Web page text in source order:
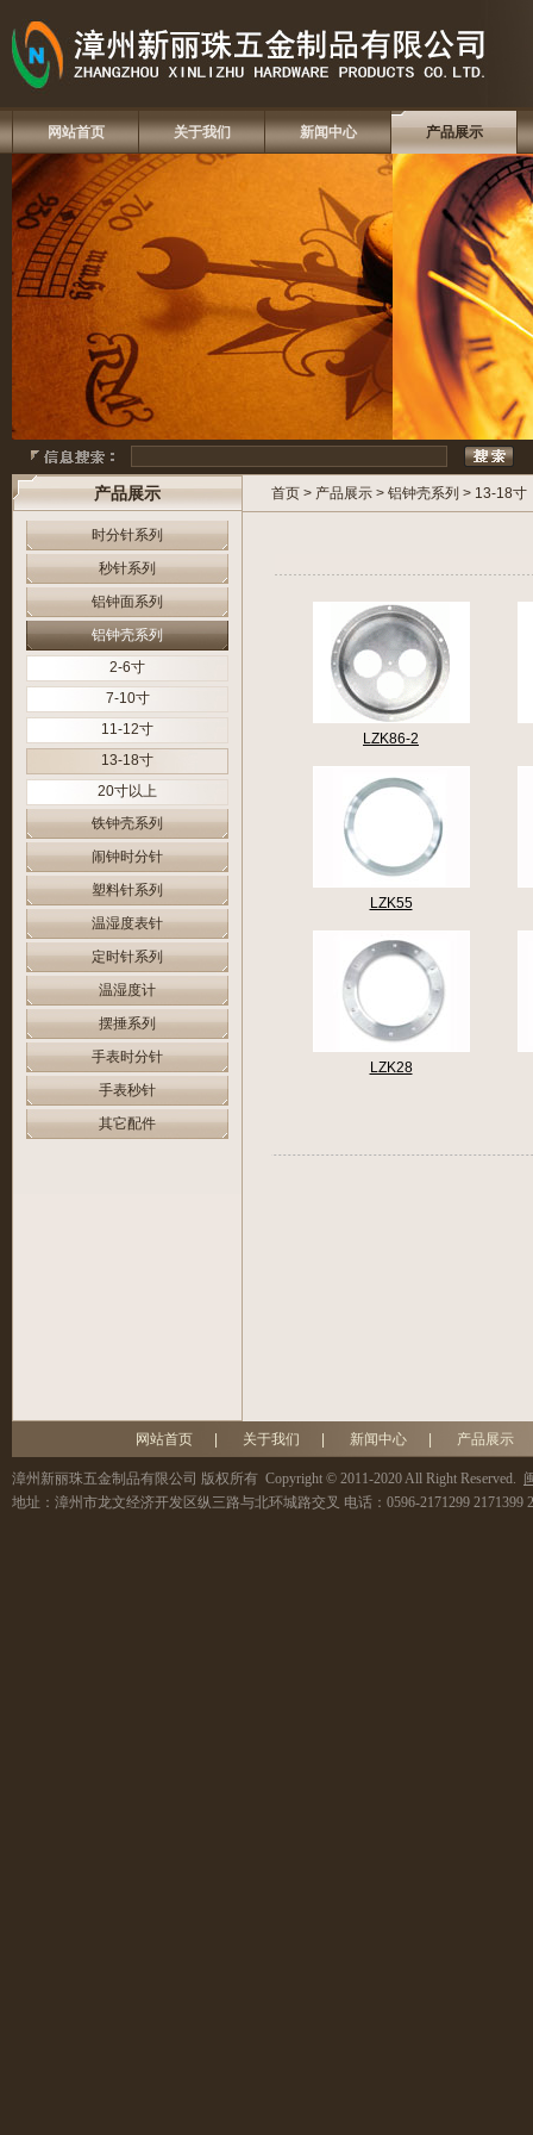
网站首页 关于我们 新闻中心 产品展示
产品展示
时分针系列
秒针系列
铝钟面系列
铝钟壳系列
2-6寸
7-10寸
11-12寸
13-18寸
20寸以上
铁钟壳系列
闹钟时分针
塑料针系列
温湿度表针
定时针系列
温湿度计
摆捶系列
手表时分针
手表秒针
其它配件
首页 > 产品展示 > 铝钟壳系列 > 13-18寸
LZK86-2
LZK55
LZK28
网站首页 关于我们 新闻中心 产品展示
漳州新丽珠五金制品有限公司 版权所有 Copyright © 2011-2020 All Right Reserved.
地址： 漳州市龙文经济开发区纵三路与北环城路交叉 电话： 0596-2171299 2171399